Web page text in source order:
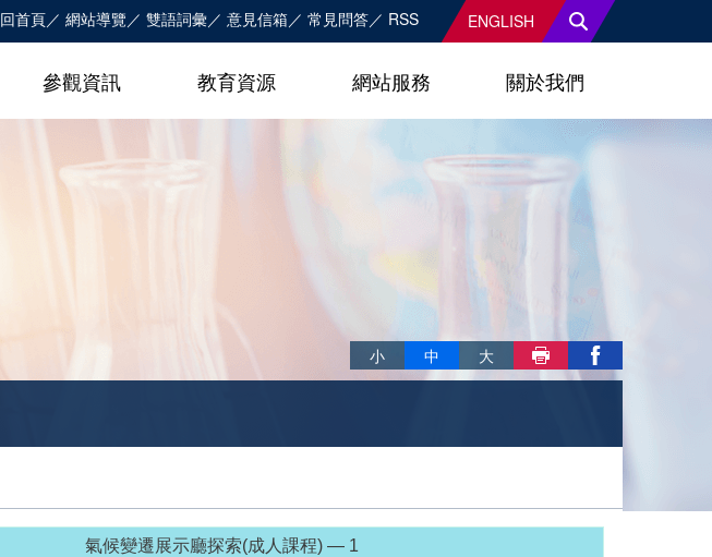
回首頁 網站導覽 雙語詞彙 意見信箱 常見問答 RSS ENGLISH
參觀資訊 教育資源 網站服務 關於我們
略過字型切換，社群分享工具列
小
中 大
氣候變遷展示廳探索(成人課程) — 1